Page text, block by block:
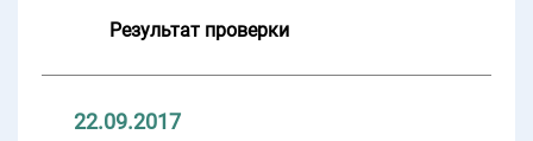
Результат проверки
22.09.2017